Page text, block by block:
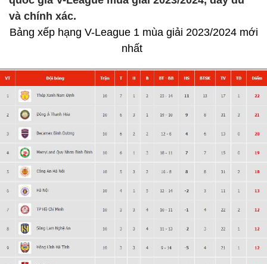
và chính xác.
Bảng xếp hạng V-League 1 mùa giải 2023/2024 mới
nhất